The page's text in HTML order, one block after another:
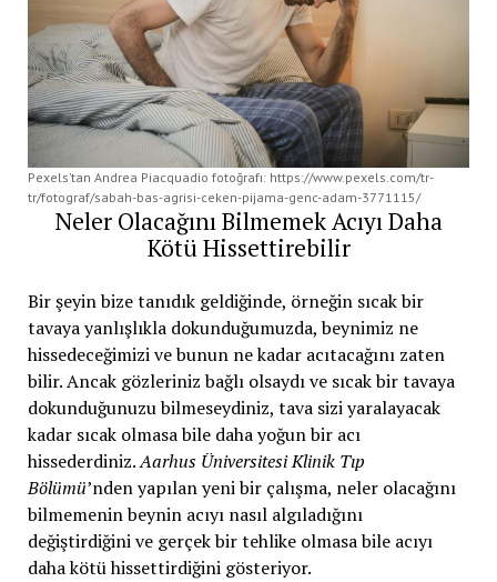
Pexels’tan Andrea Piacquadio fotoğrafı: https://www.pexels.com/tr-
tr/fotograf/sabah-bas-agrisi-ceken-pijama-genc-adam-3771115/
Neler Olacağını Bilmemek Acıyı Daha
Kötü Hissettirebilir
Bir şeyin bize tanıdık geldiğinde, örneğin sıcak bir
tavaya yanlışlıkla dokunduğumuzda, beynimiz ne
hissedeceğimizi ve bunun ne kadar acıtacağını zaten
bilir. Ancak gözleriniz bağlı olsaydı ve sıcak bir tavaya
dokunduğunuzu bilmeseydiniz, tava sizi yaralayacak
kadar sıcak olmasa bile daha yoğun bir acı
hissederdiniz.Aarhus Üniversitesi Klinik Tıp
Bölümü’nden yapılan yeni bir çalışma, neler olacağını
bilmemenin beynin acıyı nasıl algıladığını
değiştirdiğini ve gerçek bir tehlike olmasa bile acıyı
daha kötü hissettirdiğini gösteriyor.